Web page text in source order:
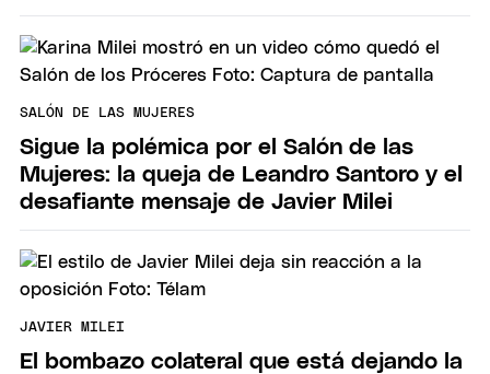
SALÓN DE LAS MUJERES
Sigue la polémica por el Salón de las
Mujeres: la queja de Leandro Santoro y el
desafiante mensaje de Javier Milei
JAVIER MILEI
El bombazo colateral que está dejando la